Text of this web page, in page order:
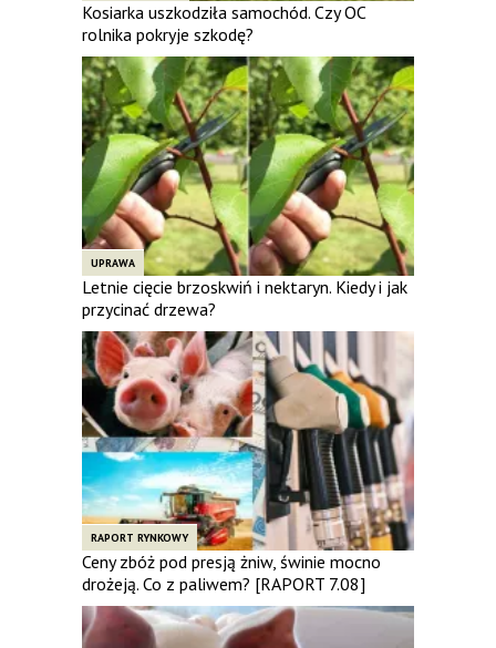
Kosiarka uszkodziła samochód. Czy OC
rolnika pokryje szkodę?
UPRAWA
Letnie cięcie brzoskwiń i nektaryn. Kiedy i jak
przycinać drzewa?
RAPORT RYNKOWY
Ceny zbóż pod presją żniw, świnie mocno
drożeją. Co z paliwem? [RAPORT 7.08]